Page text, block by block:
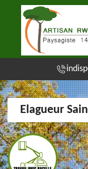
Elagueur